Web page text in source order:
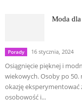
Moda
Porady 16 stycznia, 2024
Osiągnięcie pięknej i
wiekowych. Osoby po 50.
okazję eksperymentować
osobowość i...